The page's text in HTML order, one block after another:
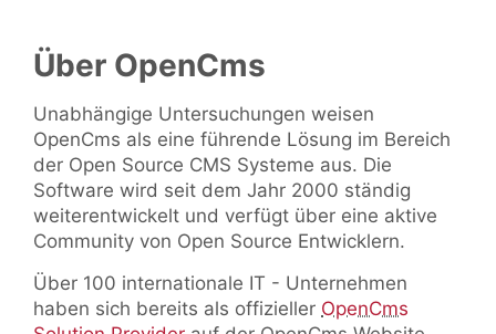
Über OpenCms
Unabhängige Untersuchungen weisen
OpenCms als eine führende Lösung im Bereich
der Open Source CMS Systeme aus. Die
Software wird seit dem Jahr 2000 ständig
weiterentwickelt und verfügt über eine aktive
Community von Open Source Entwicklern.
Über 100 internationale IT - Unternehmen
haben sich bereits als offizieller OpenCms